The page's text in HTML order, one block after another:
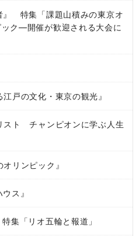
特集「課題山積みの東京オ
ク―開催が歓迎される大会に
戸の文化・東京の観光』
ト チャンピオンに学ぶ人生
リンピック』
ス』
「リオ五輪と報道」